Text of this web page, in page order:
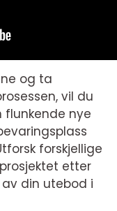
og ta
vil du
flunkende nye
forskjellige
etter
din utebod i